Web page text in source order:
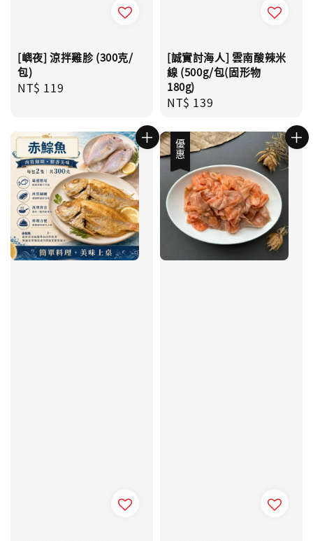
[嶼夜] 涼拌雞胗 (300克/
包)
Regular
NT$ 119
[誠實討海人] 雲南酸辣米
線 (500g/包(固形物
180g)
Regular
NT$ 139
優惠